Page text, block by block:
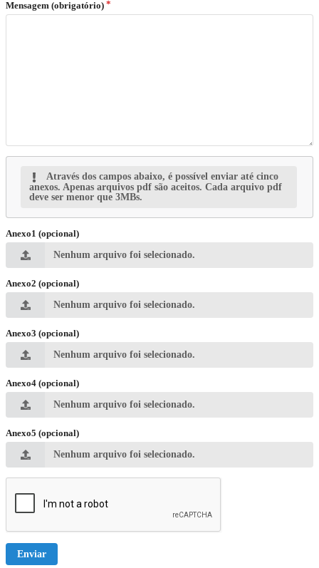
Mensagem (obrigatório)
Através dos campos abaixo, é possível enviar até cinco
anexos. Apenas arquivos pdf são aceitos. Cada arquivo pdf
deve ser menor que 3MBs.
Anexo1 (opcional)
Nenhum arquivo foi selecionado.
Anexo2 (opcional)
Nenhum arquivo foi selecionado.
Anexo3 (opcional)
Nenhum arquivo foi selecionado.
Anexo4 (opcional)
Nenhum arquivo foi selecionado.
Anexo5 (opcional)
Nenhum arquivo foi selecionado.
Enviar